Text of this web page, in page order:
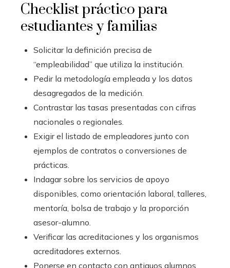
Checklist práctico para
estudiantes y familias
Solicitar la definición precisa de
“empleabilidad” que utiliza la institución.
Pedir la metodología empleada y los datos
desagregados de la medición.
Contrastar las tasas presentadas con cifras
nacionales o regionales.
Exigir el listado de empleadores junto con
ejemplos de contratos o conversiones de
prácticas.
Indagar sobre los servicios de apoyo
disponibles, como orientación laboral, talleres,
mentoría, bolsa de trabajo y la proporción
asesor-alumno.
Verificar las acreditaciones y los organismos
acreditadores externos.
Ponerse en contacto con antiguos alumnos